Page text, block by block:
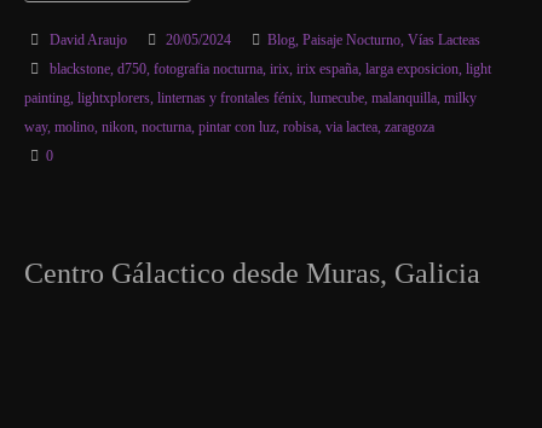
David Araujo 20/05/2024 Blog, Paisaje Nocturno, Vías Lacteas
blackstone, d750, fotografia nocturna, irix, irix españa, larga exposicion, light
painting lightxplorers linternas y frontales fénix lumecube malanquilla milky
way, molino nikon nocturna pintar con luz robisa via lactea zaragoza
0
Centro Gálactico desde Muras, Galicia